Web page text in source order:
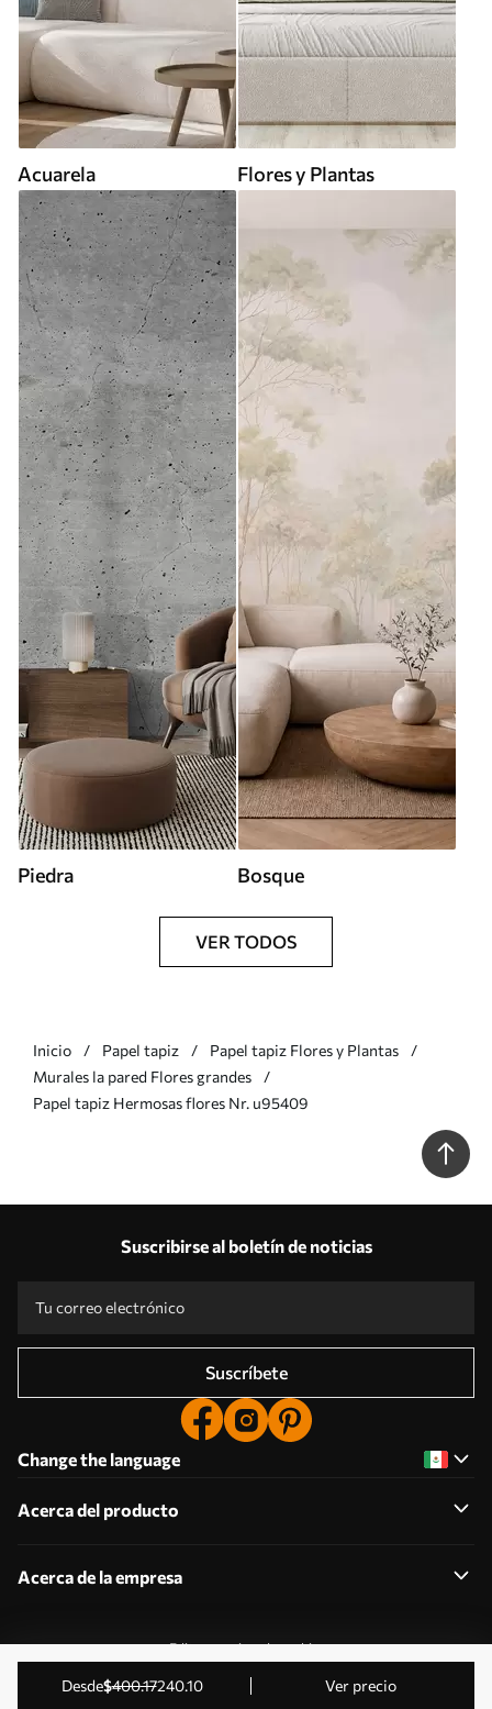
desde$400.17240.10 Ver precio
Acuarela Flores y Plantas
Piedra Bosque
VER TODOS
Inicio Papel tapiz
Papel tapiz Flores y Plantas
Murales la pared Flores grandes
Papel tapiz Hermosas flores Nr. u95409
Suscribirse al boletín de noticias
Suscríbete
Change the language
Acerca del producto
Acerca de la empresa
Editar permisos de cookies
2011-2026 Uwalls . Todos los derechos reservados.